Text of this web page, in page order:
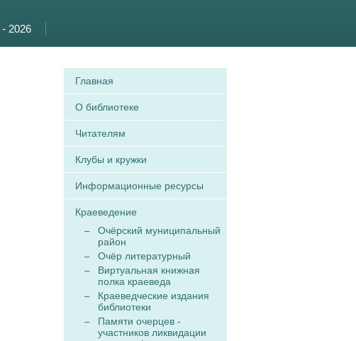
2026
Главная
О библиотеке
Читателям
Клубы и кружки
Информационные ресурсы
Краеведение
Очёрский муниципальный
район
Очёр литературный
Виртуальная книжная
полка краеведа
Краеведческие издания
библиотеки
Памяти очерцев -
участников ликвидации